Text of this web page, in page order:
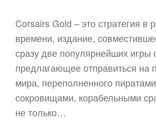
Corsairs Gold – это стратегия в
времени, издание,
сразу две популярнейших игры
предлагающее отправиться на
мира, переполненного
сокровищами, корабельными
не только…